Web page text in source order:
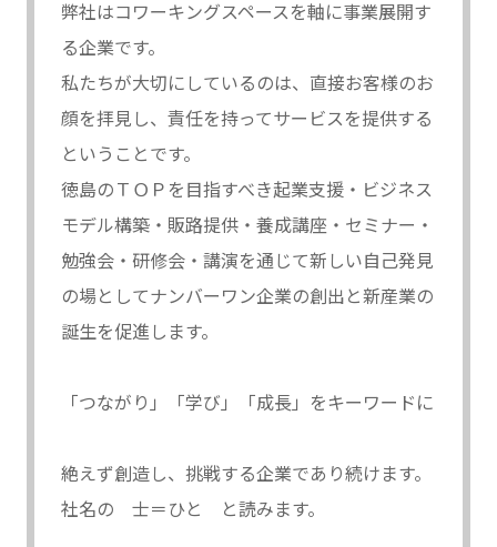
弊社はコワーキングスペースを軸に事業展開す
る企業です。
私たちが大切にしているのは、直接お客様のお
顔を拝見し、責任を持ってサービスを提供する
ということです。
徳島のＴＯＰを目指すべき起業支援・ビジネス
モデル構築・販路提供・養成講座・セミナー・
勉強会・研修会・講演を通じて新しい自己発見
の場としてナンバーワン企業の創出と新産業の
誕生を促進します。
「つながり」「学び」「成長」をキーワードに
絶えず創造し、挑戦する企業であり続けます。
社名の 士＝ひと と読みます。